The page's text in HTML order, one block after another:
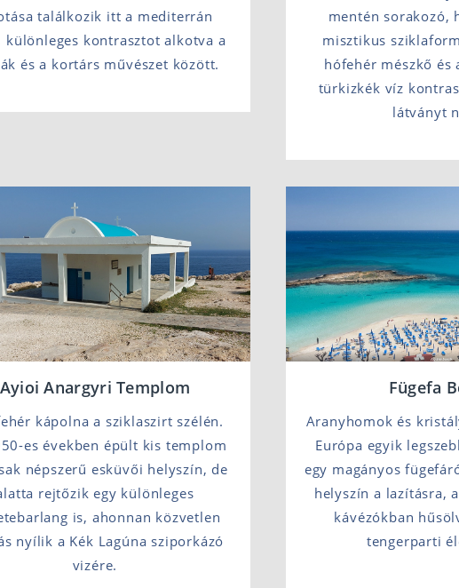
találkozik itt a mediterrán
különleges kontrasztot alkotva a
és a kortárs művészet között.
mentén sorakozó,
misztikus
hófehér mészkő és
türkizkék víz
látványt
Ayioi Anargyri Templom
kápolna a sziklaszirt szélén.
es években épült kis templom
népszerű esküvői helyszín, de
rejtőzik egy különleges
is, ahonnan közvetlen
nyílik a Kék Lagúna sziporkázó
vizére.
Fügefa
Aranyhomok és
Európa egyik
egy magányos
helyszín a lazításra,
kávézókban
tengerparti